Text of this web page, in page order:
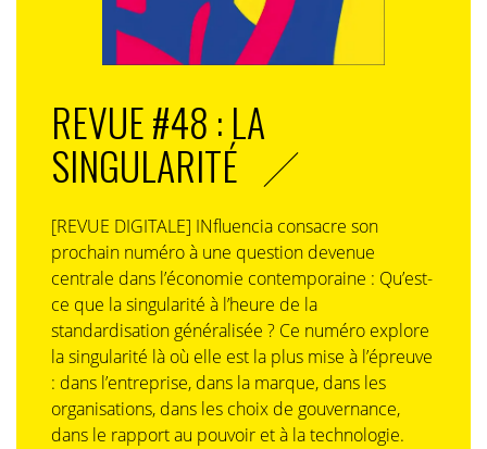
REVUE #48 : LA
SINGULARITÉ
[REVUE DIGITALE] INfluencia consacre son
prochain numéro à une question devenue
centrale dans l’économie contemporaine : Qu’est-
ce que la singularité à l’heure de la
standardisation généralisée ? Ce numéro explore
la singularité là où elle est la plus mise à l’épreuve
: dans l’entreprise, dans la marque, dans les
organisations, dans les choix de gouvernance,
dans le rapport au pouvoir et à la technologie.